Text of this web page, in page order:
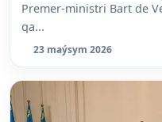
Premer-ministri Bart de
qa...
23 maýsym 2026